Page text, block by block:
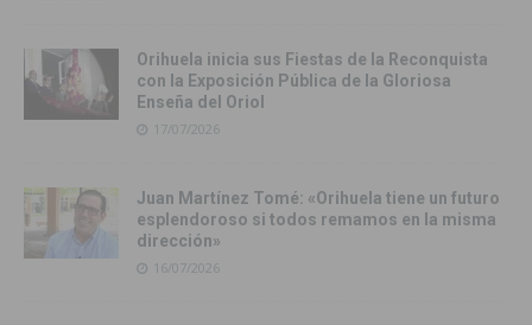
Orihuela inicia sus Fiestas de la Reconquista
con la Exposición Pública de la Gloriosa
Enseña del Oriol
17/07/2026
Juan Martínez Tomé: «Orihuela tiene un futuro
esplendoroso si todos remamos en la misma
dirección»
16/07/2026